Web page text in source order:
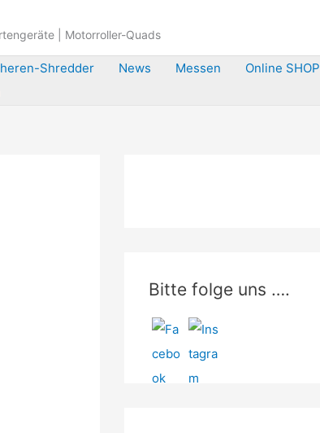
| Motorroller-Quads
Shredder News Messen
Online SHOP
Bitte folge uns ….